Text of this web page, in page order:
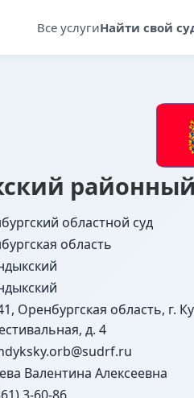
Все услугиНайти свой
областной суд
область
Оренбургская область, г.
д. 4
Валентина Алексеевна